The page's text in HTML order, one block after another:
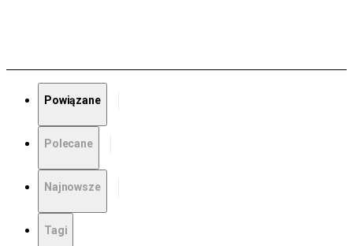
Powiązane
Polecane
Najnowsze
Tagi